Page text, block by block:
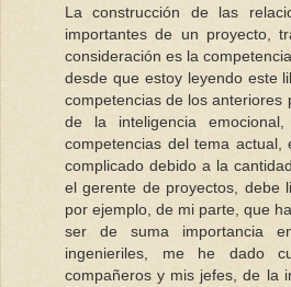
La construcción de las
importantes de un proyecto,
consideración es la
desde que estoy leyendo este
competencias de los anteriores
de la inteligencia
competencias del tema
complicado debido a la
el gerente de proyectos, debe
por ejemplo, de mi parte, que
ser de suma importancia
ingenieriles, me he dado
compañeros y mis jefes, de la